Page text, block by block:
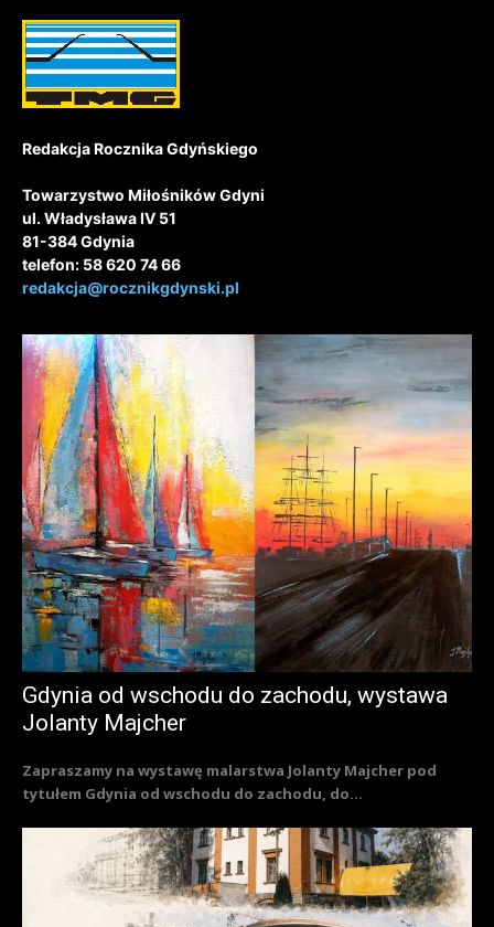
Redakcja Rocznika Gdyńskiego
Towarzystwo Miłośników Gdyni
ul. Władysława IV 51
81-384 Gdynia
telefon: 58 620 74 66
redakcja@rocznikgdynski.pl
Gdynia od wschodu do zachodu, wystawa
Jolanty Majcher
Zapraszamy na wystawę malarstwa Jolanty Majcher pod
tytułem Gdynia od wschodu do zachodu, do...